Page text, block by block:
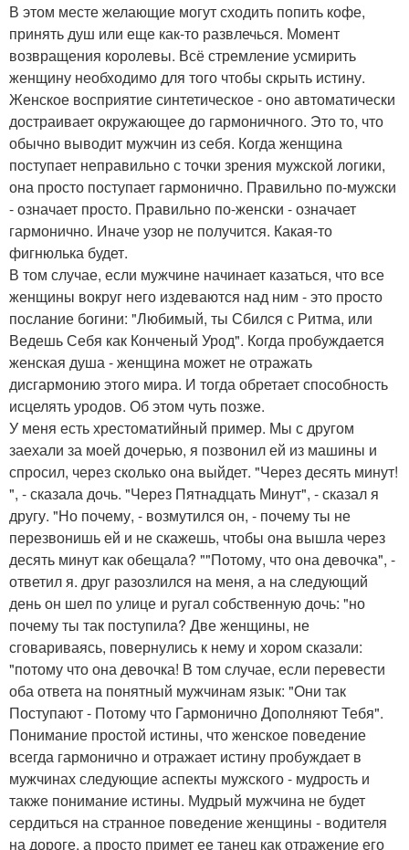
В этом месте желающие могут сходить попить кофе,
принять душ или еще как-то развлечься. Момент
возвращения королевы. Всё стремление усмирить
женщину необходимо для того чтобы скрыть истину.
Женское восприятие синтетическое - оно автоматически
достраивает окружающее до гармоничного. Это то, что
обычно выводит мужчин из себя. Когда женщина
поступает неправильно с точки зрения мужской логики,
она просто поступает гармонично. Правильно по-мужски
- означает просто. Правильно по-женски - означает
гармонично. Иначе узор не получится. Какая-то
фигнюлька будет.
В том случае, если мужчине начинает казаться, что все
женщины вокруг него издеваются над ним - это просто
послание богини: "Любимый, ты Сбился с Ритма, или
Ведешь Себя как Конченый Урод". Когда пробуждается
женская душа - женщина может не отражать
дисгармонию этого мира. И тогда обретает способность
исцелять уродов. Об этом чуть позже.
У меня есть хрестоматийный пример. Мы с другом
заехали за моей дочерью, я позвонил ей из машины и
спросил, через сколько она выйдет. "Через десять минут!
", - сказала дочь. "Через Пятнадцать Минут", - сказал я
другу. "Но почему, - возмутился он, - почему ты не
перезвонишь ей и не скажешь, чтобы она вышла через
десять минут как обещала? ""Потому, что она девочка", -
ответил я. друг разозлился на меня, а на следующий
день он шел по улице и ругал собственную дочь: "но
почему ты так поступила? Две женщины, не
сговариваясь, повернулись к нему и хором сказали:
"потому что она девочка! В том случае, если перевести
оба ответа на понятный мужчинам язык: "Они так
Поступают - Потому что Гармонично Дополняют Тебя".
Понимание простой истины, что женское поведение
всегда гармонично и отражает истину пробуждает в
мужчинах следующие аспекты мужского - мудрость и
также понимание истины. Мудрый мужчина не будет
сердиться на странное поведение женщины - водителя
на дороге, а просто примет ее танец как отражение его